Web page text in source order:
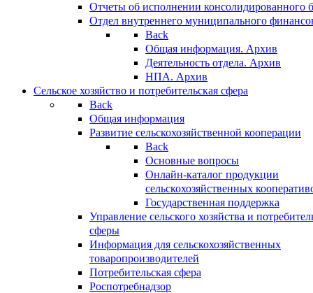
Отчеты об исполнении консолидированного
Отдел внутреннего муниципального
Back
Общая информация. Архив
Деятельность отдела. Архив
НПА. Архив
Сельское хозяйство и потребительская сфера
Back
Общая информация
Развитие сельскохозяйственной кооперации
Back
Основные вопросы
Онлайн-каталог продукции
сельскохозяйственных
Государственная поддержка
Управление сельского хозяйства и
сферы
Информация для сельскохозяйственных
товаропроизводителей
Потребительская сфера
Роспотребнадзор